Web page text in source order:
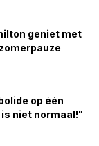
geniet met
op één
niet normaal!"